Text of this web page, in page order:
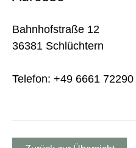
Bahnhofstraße 12
36381 Schlüchtern
Telefon: +49 6661 72290